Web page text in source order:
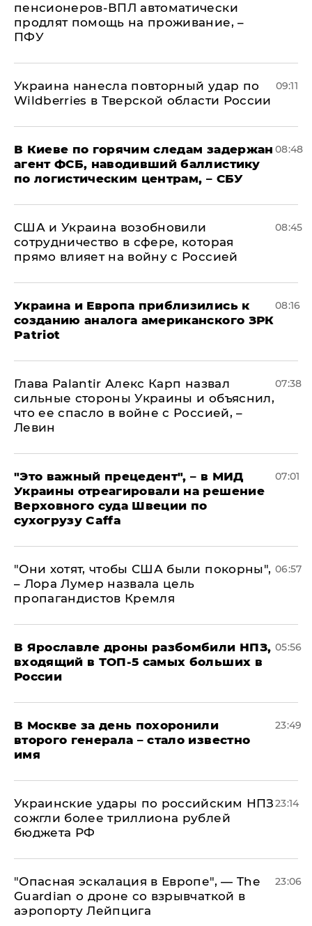
пенсионеров-ВПЛ автоматически
продлят помощь на проживание, –
ПФУ
Украина нанесла повторный удар по
Wildberries в Тверской области России
09:11
В Киеве по горячим следам задержан
агент ФСБ, наводивший баллистику
по логистическим центрам, – СБУ
08:48
США и Украина возобновили
сотрудничество в сфере, которая
прямо влияет на войну с Россией
08:45
Украина и Европа приблизились к
созданию аналога американского ЗРК
Patriot
08:16
Глава Palantir Алекс Карп назвал
сильные стороны Украины и объяснил,
что ее спасло в войне с Россией, –
Левин
07:38
"Это важный прецедент", – в МИД
Украины отреагировали на решение
Верховного суда Швеции по
сухогрузу Caffa
07:01
"Они хотят, чтобы США были покорны",
– Лора Лумер назвала цель
пропагандистов Кремля
06:57
В Ярославле дроны разбомбили НПЗ,
входящий в ТОП-5 самых больших в
России
05:56
В Москве за день похоронили
второго генерала – стало известно
имя
23:49
Украинские удары по российским НПЗ
сожгли более триллиона рублей
бюджета РФ
23:14
"Опасная эскалация в Европе", — The
Guardian о дроне со взрывчаткой в
аэропорту Лейпцига
23:06